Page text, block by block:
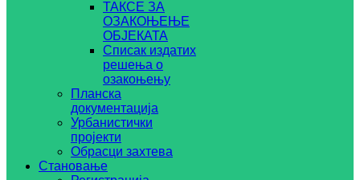
ТАКСЕ ЗА
ОЗАКОЊЕЊЕ
ОБЈЕКАТА
Списак издатих
решења о
озакоњењу
Планска
документација
Урбанистички
пројекти
Обрасци захтева
Становање